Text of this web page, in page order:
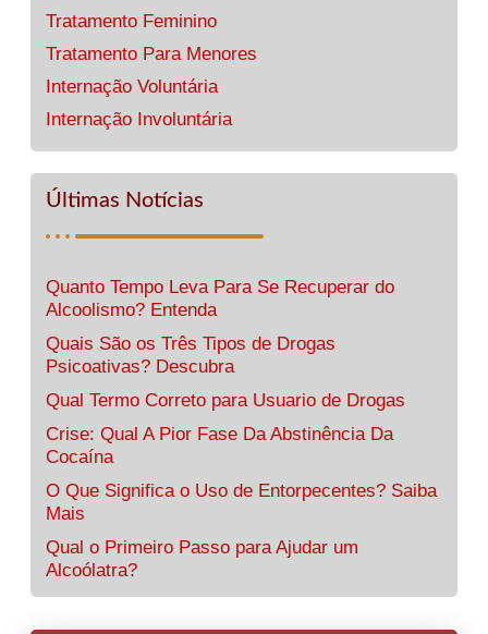
Tratamento Feminino
Tratamento Para Menores
Internação Voluntária
Internação Involuntária
Últimas Notícias
Quanto Tempo Leva Para Se Recuperar do
Alcoolismo? Entenda
Quais São os Três Tipos de Drogas
Psicoativas? Descubra
Qual Termo Correto para Usuario de Drogas
Crise: Qual A Pior Fase Da Abstinência Da
Cocaína
O Que Significa o Uso de Entorpecentes? Saiba
Mais
Qual o Primeiro Passo para Ajudar um
Alcoólatra?